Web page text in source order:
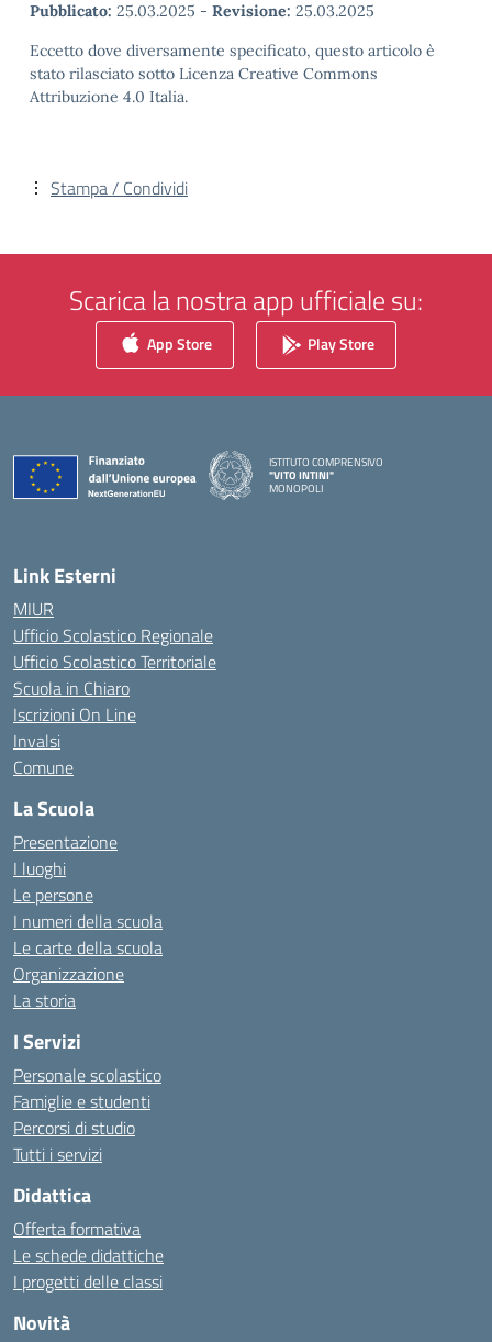
Pubblicato: 25.03.2025 - Revisione: 25.03.2025
Eccetto dove diversamente specificato, questo articolo è
stato rilasciato sotto Licenza Creative Commons
Attribuzione 4.0 Italia.
Stampa / Condividi
Scarica la nostra app ufficiale su:
App Store Play Store
ISTITUTO COMPRENSIVO
"VITO INTINI"
MONOPOLI
Link Esterni
MIUR
Ufficio Scolastico Regionale
Ufficio Scolastico Territoriale
Scuola in Chiaro
Iscrizioni On Line
Invalsi
Comune
La Scuola
Presentazione
I luoghi
Le persone
I numeri della scuola
Le carte della scuola
Organizzazione
La storia
I Servizi
Personale scolastico
Famiglie e studenti
Percorsi di studio
Tutti i servizi
Didattica
Offerta formativa
Le schede didattiche
I progetti delle classi
Novità